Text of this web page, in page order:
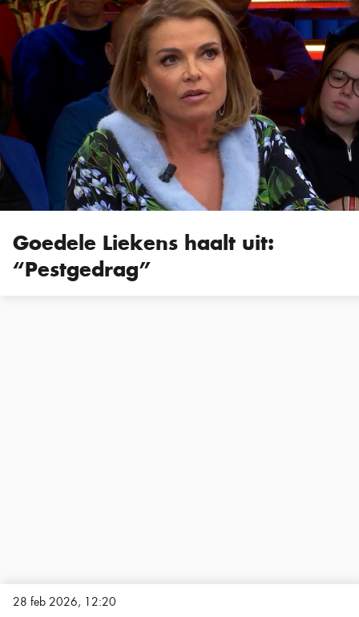
Goedele Liekens haalt uit:
“Pestgedrag”
28 feb 2026, 12:20